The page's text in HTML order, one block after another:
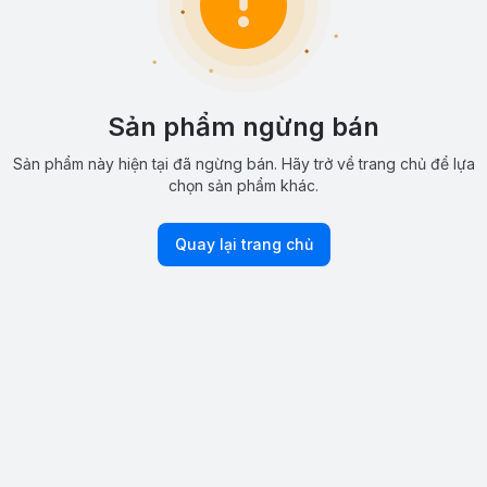
Sản phẩm ngừng bán
Sản phẩm này hiện tại đã ngừng bán. Hãy trở về trang chủ để lựa
chọn sản phẩm khác.
Quay lại trang chủ